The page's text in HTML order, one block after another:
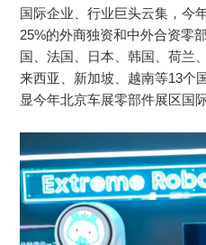
国际企业、行业巨头云集，今
25%的外商独资和中外合资零
国、法国、日本、韩国、荷兰
来西亚、新加坡、越南等13个
显今年北京车展零部件展区国